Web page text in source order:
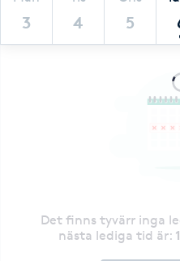
3 4 5
Det finns tyvärr inga
nästa lediga tid är: